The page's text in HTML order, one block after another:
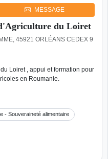
MESSAGE
du Loiret
45921 ORLÉANS CEDEX 9
Loiret , appui et formation pour
en Roumanie.
- Souveraineté alimentaire